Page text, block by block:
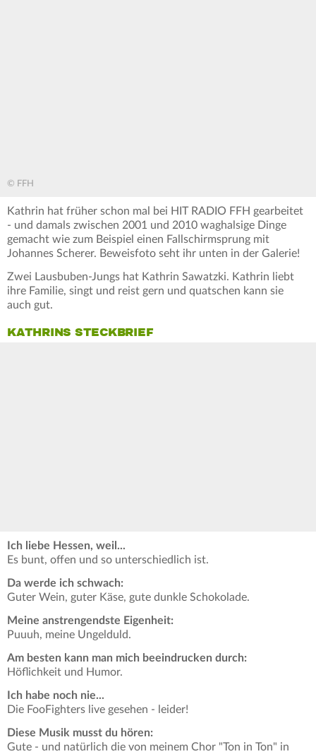
© FFH
Kathrin hat früher schon mal bei HIT RADIO FFH gearbeitet
- und damals zwischen 2001 und 2010 waghalsige Dinge
gemacht wie zum Beispiel einen Fallschirmsprung mit
Johannes Scherer. Beweisfoto seht ihr unten in der Galerie!
Zwei Lausbuben-Jungs hat Kathrin Sawatzki. Kathrin liebt
ihre Familie, singt und reist gern und quatschen kann sie
auch gut.
KATHRINS STECKBRIEF
Ich liebe Hessen, weil...
Es bunt, offen und so unterschiedlich ist.
Da werde ich schwach:
Guter Wein, guter Käse, gute dunkle Schokolade.
Meine anstrengendste Eigenheit:
Puuuh, meine Ungelduld.
Am besten kann man mich beeindrucken durch:
Höflichkeit und Humor.
Ich habe noch nie...
Die FooFighters live gesehen - leider!
Diese Musik musst du hören:
Gute - und natürlich die von meinem Chor "Ton in Ton" in